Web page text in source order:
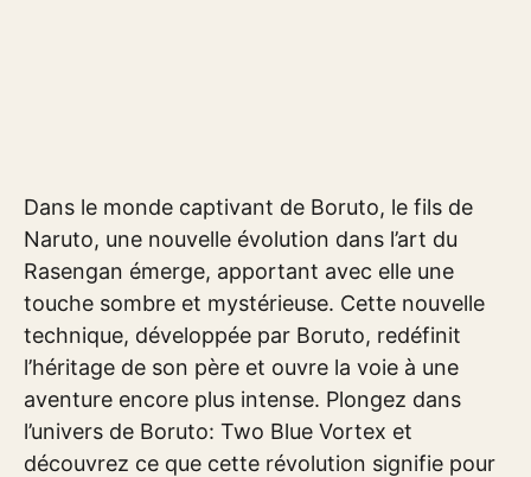
Dans le monde captivant de Boruto, le fils de
Naruto, une nouvelle évolution dans l’art du
Rasengan émerge, apportant avec elle une
touche sombre et mystérieuse. Cette nouvelle
technique, développée par Boruto, redéfinit
l’héritage de son père et ouvre la voie à une
aventure encore plus intense. Plongez dans
l’univers de Boruto: Two Blue Vortex et
découvrez ce que cette révolution signifie pour